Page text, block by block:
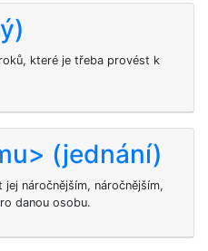
které je třeba provést k
(jednání)
náročnějším, náročnějším,
danou osobu.